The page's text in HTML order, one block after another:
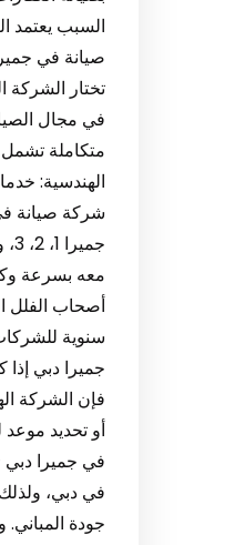
السبب يعتمد
صيانة في
تختار
في مجال
متكاملة تشمل
الهندسية:
شركة صيانة
معه بسرعة
أصحاب الفلل
سنوية
جميرا دبي
فإن الشركة
في جميرا دبي
في دبي،
جودة